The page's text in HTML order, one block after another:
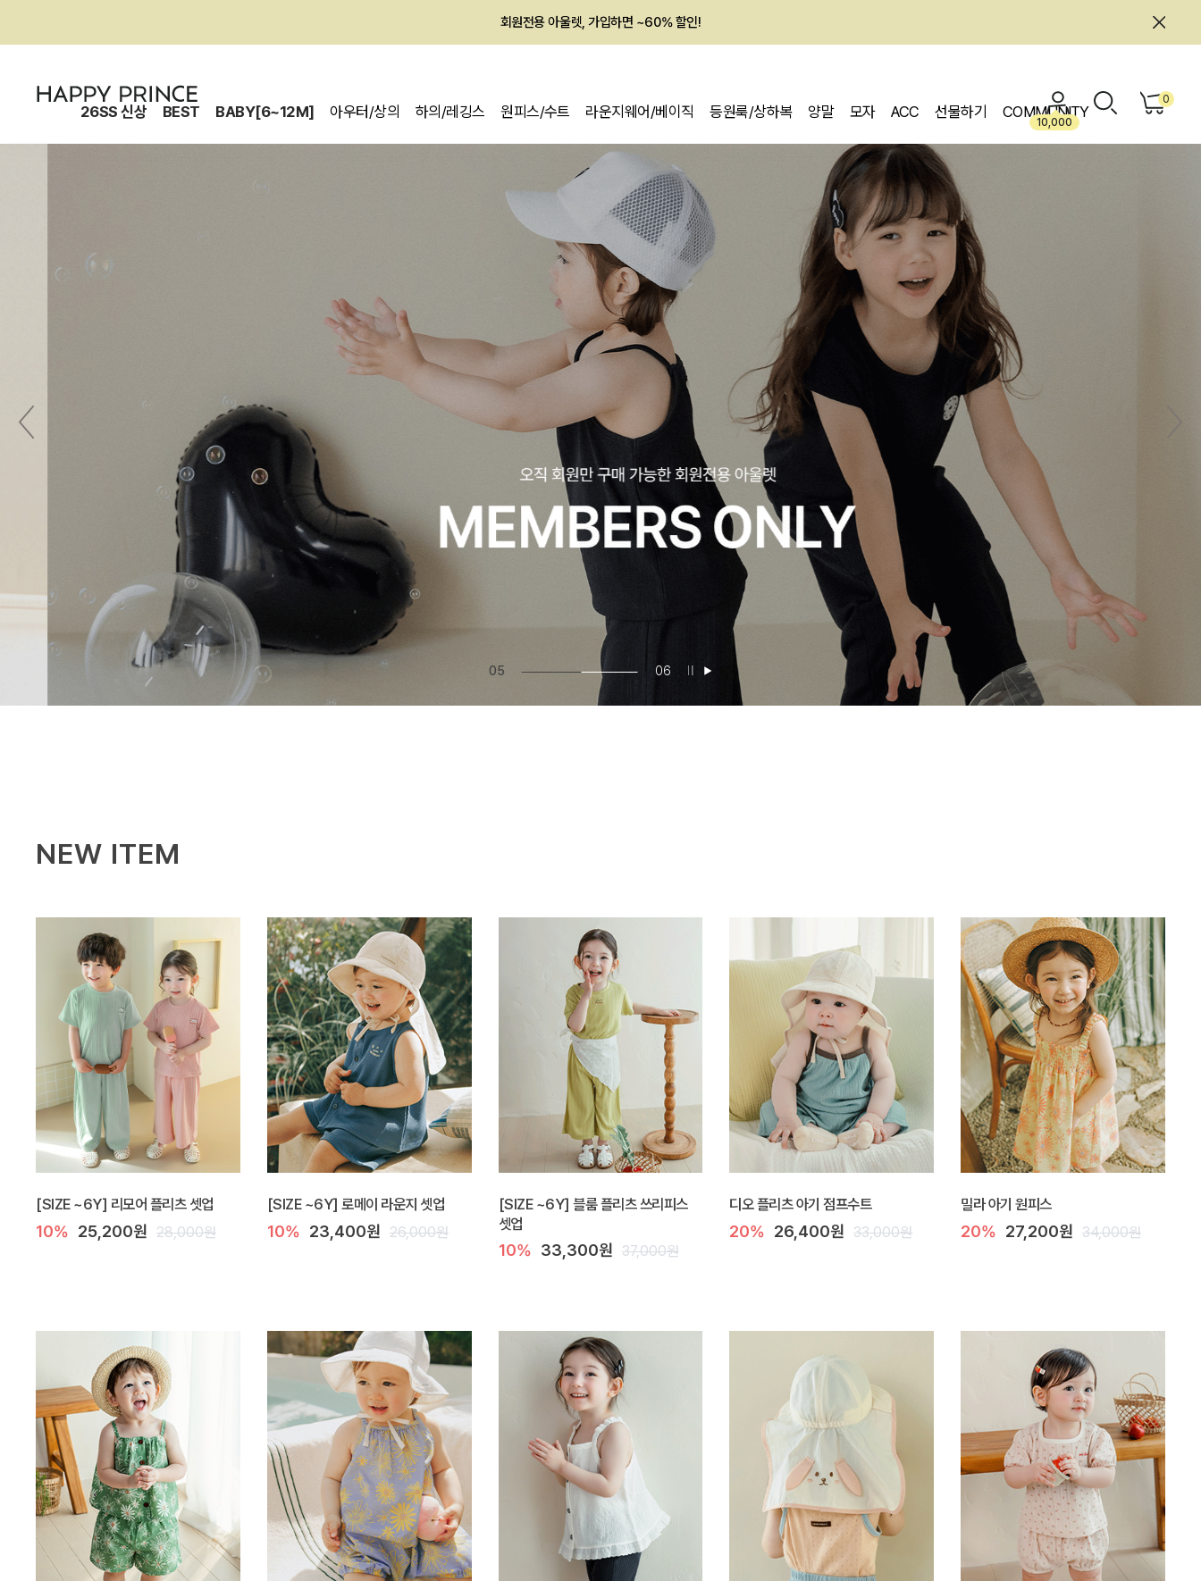
멤버십 최대 28,000원 혜택
26SS 신상 BEST BABY[6~12M] 아우터/상의 하의/레깅스 원피스/수트 라운지웨어/베이직 등원룩/상하복 양말 모자 ACC 선물하기 COMMUNITY
10,000
0
05 06
NEW ITEM
[SIZE ~6Y] 리모어 플리츠 셋업
10% 25,200원 28,000원
[SIZE ~6Y] 로메이 라운지 셋업
10% 23,400원 26,000원
[SIZE ~6Y] 블룸 플리츠 쓰리피스
셋업
10% 33,300원 37,000원
디오 플리츠 아기 점프수트
20% 26,400원 33,000원
밀라 아기 원피스
20% 27,200원 34,000원